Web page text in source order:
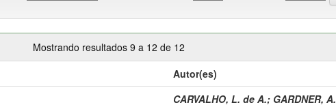
Mostrando resultados 9 a 12 de 12
Autor(es)
CARVALHO, L. de A.; GARDNER,